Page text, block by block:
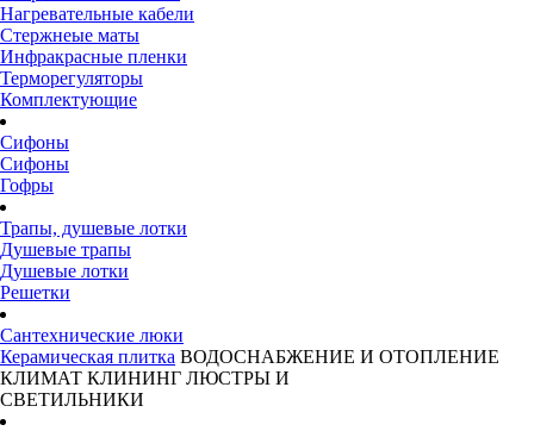
Нагревательные кабели
Стержнеые маты
Инфракрасные пленки
Терморегуляторы
Комплектующие
Сифоны
Сифоны
Гофры
Трапы, душевые лотки
Душевые трапы
Душевые лотки
Решетки
Сантехнические люки
Керамическая плитка ВОДОСНАБЖЕНИЕ И ОТОПЛЕНИЕ
КЛИМАТ КЛИНИНГ ЛЮСТРЫ И
СВЕТИЛЬНИКИ